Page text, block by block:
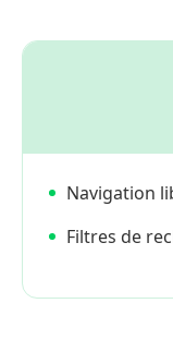
Navigation
Filtres de